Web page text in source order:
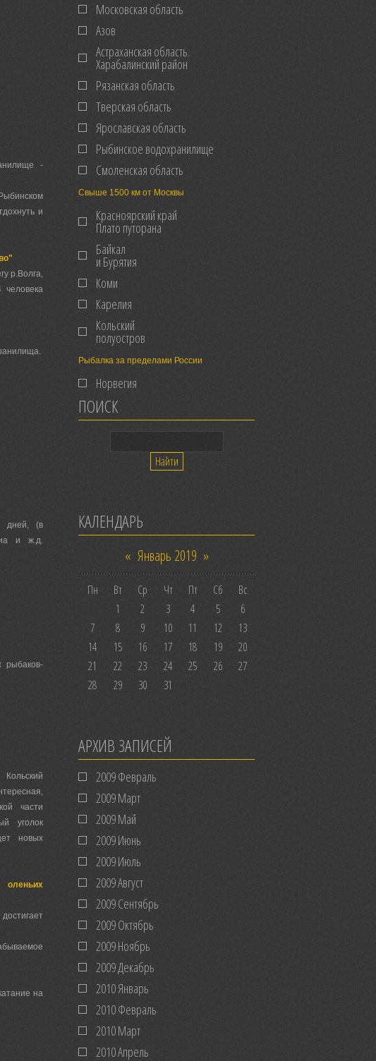
-
и
р.Волга,
(в
и ж.д.
части
уголок
новых
на
Московская область
Азов
Астраханская область.
Харабалинский район
Рязанская область
Тверская область
Ярославская область
Рыбинское водохранилище
Смоленская область
Свыше 1500 км от Москвы
Красноярский край
Плато путорана
Байкал
и Бурятия
Коми
Карелия
Кольский
полуостров
Рыбалка за пределами России
Норвегия
ПОИСК
КАЛЕНДАРЬ
« Январь 2019 »
Пн Вт Ср Чт Пт Сб
Вс
1
2 3 4 5
6
7
8 9 10 11 12
13
14
15 16 17 18 19
20
21
22 23 24 25 26
27
28
29 30 31
АРХИВ ЗАПИСЕЙ
2009 Февраль
2009 Март
2009 Май
2009 Июнь
2009 Июль
2009 Август
2009 Сентябрь
2009 Октябрь
2009 Ноябрь
2009 Декабрь
2010 Январь
2010 Февраль
2010 Март
2010 Апрель